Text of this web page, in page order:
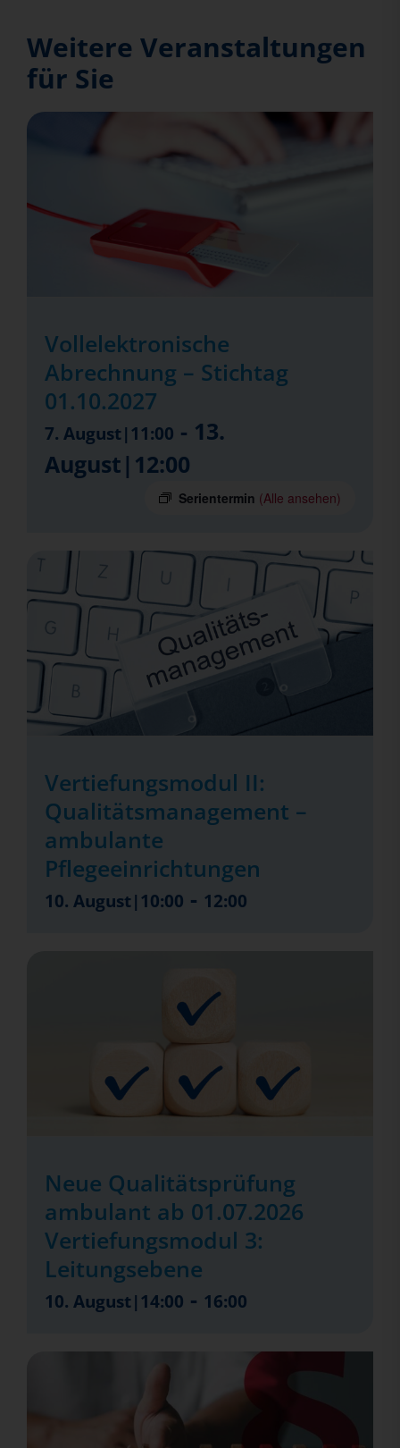
Weitere Veranstaltungen
für Sie
Vollelektronische
Abrechnung – Stichtag
01.10.2027
7. August|11:00 - 13.
August|12:00
Serientermin (Alle ansehen)
Vertiefungsmodul II:
Qualitätsmanagement –
ambulante
Pflegeeinrichtungen
10. August|10:00 - 12:00
Neue Qualitätsprüfung
ambulant ab 01.07.2026
Vertiefungsmodul 3:
Leitungsebene
10. August|14:00 - 16:00